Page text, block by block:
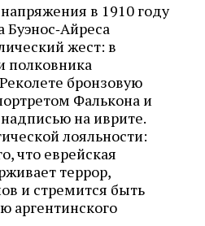
в 1910 году
жест: в
полковника
бронзовую
Фалькона и
на иврите.
лояльности:
что еврейская
террор,
и стремится быть
аргентинского